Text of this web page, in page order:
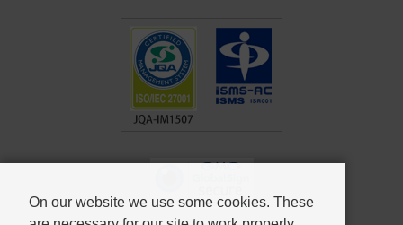
On our website we use some cookies. These